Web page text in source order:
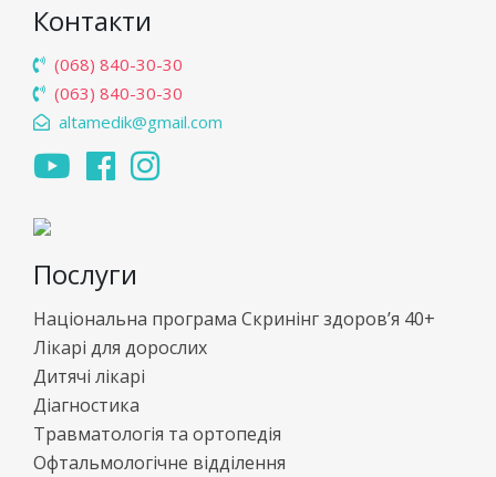
Контакти
(068) 840-30-30
(063) 840-30-30
altamedik@gmail.com
Послуги
Національна програма Скринінг здоров’я 40+
Лікарі для дорослих
Дитячі лікарі
Діагностика
Травматологія та ортопедія
Офтальмологічне відділення